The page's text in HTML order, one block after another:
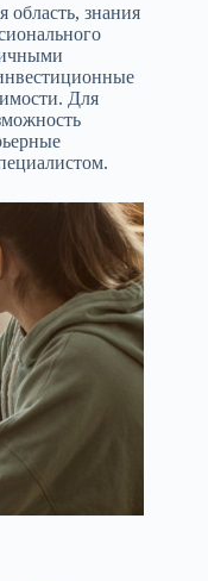
знания
Для